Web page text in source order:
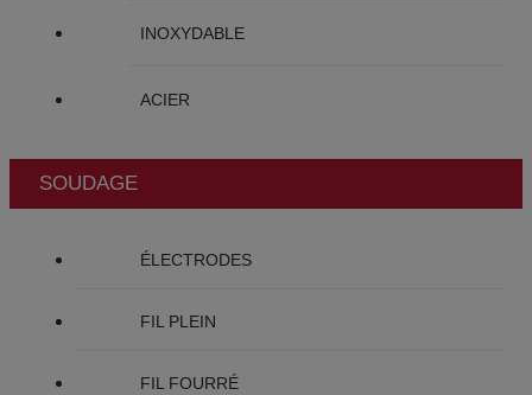
INOXYDABLE
ACIER
SOUDAGE
ÉLECTRODES
FIL PLEIN
FIL FOURRÉ